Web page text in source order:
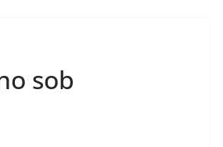
sob